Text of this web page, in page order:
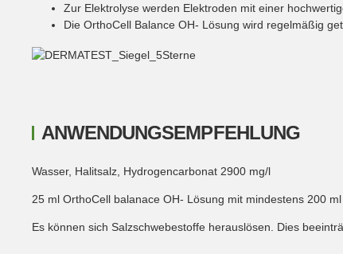
Zur Elektrolyse werden Elektroden mit einer
Die OrthoCell Balance OH- Lösung wird regelmäßig
ANWENDUNGSEMPFEHLUNG
Wasser, Halitsalz, Hydrogencarbonat 2900 mg/l
25 ml OrthoCell balanace OH- Lösung mit mindestens 200
Es können sich Salzschwebestoffe herauslösen. Dies